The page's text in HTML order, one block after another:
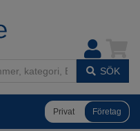
SÖK
Privat Företag